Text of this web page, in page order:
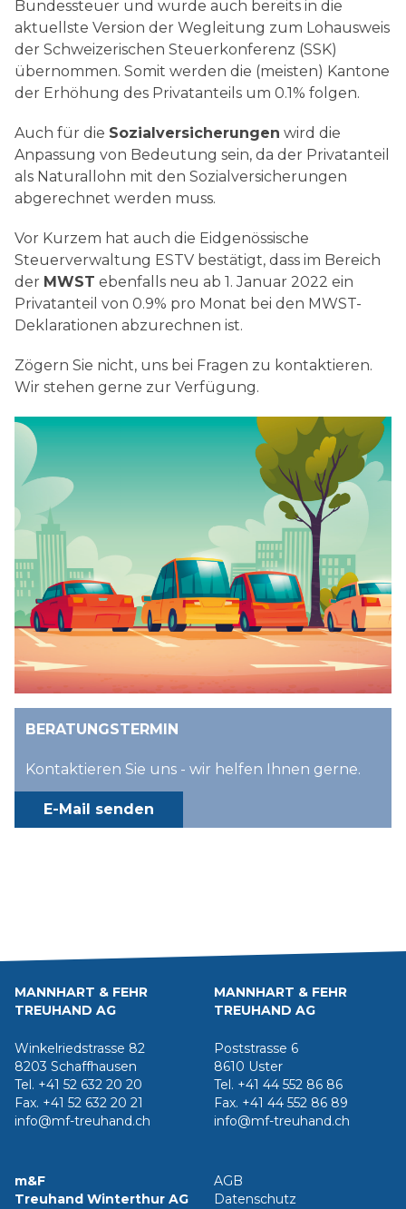
Bundessteuer und wurde auch bereits in die
aktuellste Version der Wegleitung zum Lohausweis
der Schweizerischen Steuerkonferenz (SSK)
übernommen. Somit werden die (meisten) Kantone
der Erhöhung des Privatanteils um 0.1% folgen.
Auch für die Sozialversicherungen wird die
Anpassung von Bedeutung sein, da der Privatanteil
als Naturallohn mit den Sozialversicherungen
abgerechnet werden muss.
Vor Kurzem hat auch die Eidgenössische
Steuerverwaltung ESTV bestätigt, dass im Bereich
der MWST ebenfalls neu ab 1. Januar 2022 ein
Privatanteil von 0.9% pro Monat bei den MWST-
Deklarationen abzurechnen ist.
Zögern Sie nicht, uns bei Fragen zu kontaktieren.
Wir stehen gerne zur Verfügung.
BERATUNGSTERMIN
Kontaktieren Sie uns - wir helfen Ihnen gerne.
E-Mail senden
MANNHART & FEHR
TREUHAND AG
Winkelriedstrasse 82
8203 Schaffhausen
Tel. +41 52 632 20 20
Fax. +41 52 632 20 21
info@mf-treuhand.ch
MANNHART & FEHR
TREUHAND AG
Poststrasse 6
8610 Uster
Tel. +41 44 552 86 86
Fax. +41 44 552 86 89
info@mf-treuhand.ch
m&F
Treuhand Winterthur AG
AGB
Datenschutz